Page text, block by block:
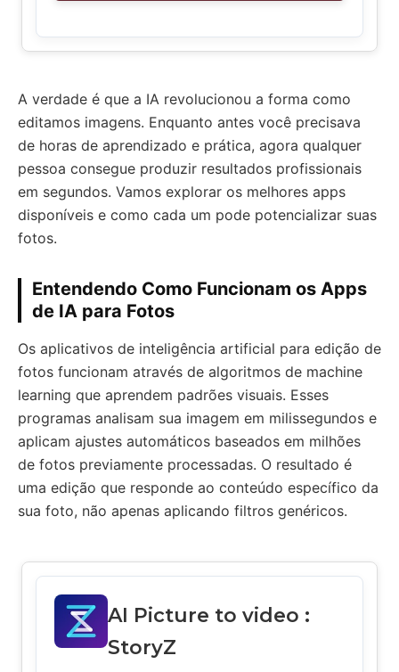
A verdade é que a IA revolucionou a forma como
editamos imagens. Enquanto antes você precisava
de horas de aprendizado e prática, agora qualquer
pessoa consegue produzir resultados profissionais
em segundos. Vamos explorar os melhores apps
disponíveis e como cada um pode potencializar suas
fotos.
Entendendo Como Funcionam os Apps
de IA para Fotos
Os aplicativos de inteligência artificial para edição de
fotos funcionam através de algoritmos de machine
learning que aprendem padrões visuais. Esses
programas analisam sua imagem em milissegundos e
aplicam ajustes automáticos baseados em milhões
de fotos previamente processadas. O resultado é
uma edição que responde ao conteúdo específico da
sua foto, não apenas aplicando filtros genéricos.
AI Picture to video :
StoryZ